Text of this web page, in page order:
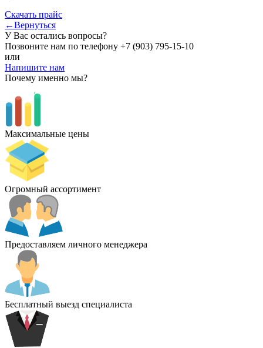
Скачать прайс
←Вернуться
У Вас остались вопросы?
Позвоните нам по телефону +7 (903) 795-15-10
или
Напишите нам
Почему именно мы?
Максимальные цены
Огромный ассортимент
Предоставляем личного менеджера
Бесплатный выезд специалиста